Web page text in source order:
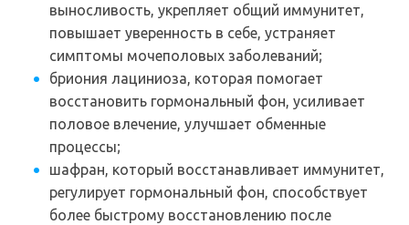
выносливость, укрепляет общий иммунитет,
повышает уверенность в себе, устраняет
симптомы мочеполовых заболеваний;
бриония лациниоза, которая помогает
восстановить гормональный фон, усиливает
половое влечение, улучшает обменные
процессы;
шафран, который восстанавливает иммунитет,
регулирует гормональный фон, способствует
более быстрому восстановлению после